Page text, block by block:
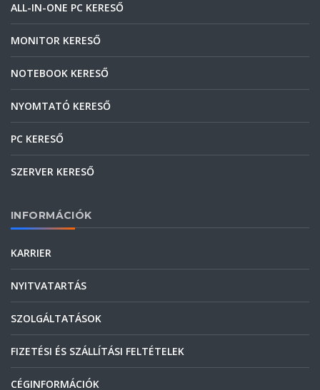
ALL-IN-ONE PC KERESŐ
MONITOR KERESŐ
NOTEBOOK KERESŐ
NYOMTATÓ KERESŐ
PC KERESŐ
SZERVER KERESŐ
INFORMÁCIÓK
KARRIER
NYITVATARTÁS
SZOLGÁLTATÁSOK
FIZETÉSI ÉS SZÁLLÍTÁSI FELTÉTELEK
CÉGINFORMÁCIÓK